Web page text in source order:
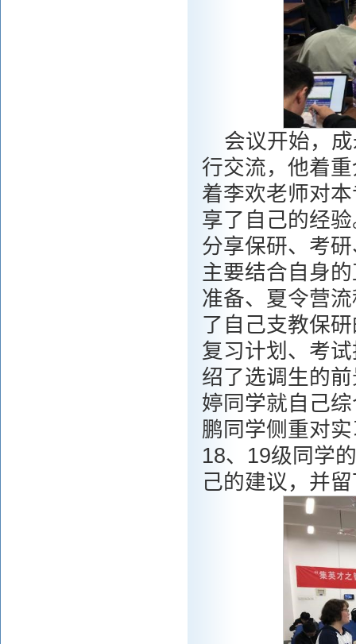
会议开始，
行交流，他着
着李欢老师对
享了自己的经
分享保研、考
主要结合自身
准备、夏令营
了自己支教保
复习计划、考
绍了选调生的
婷同学就自己
鹏同学侧重对
18、19级同学
己的建议，并